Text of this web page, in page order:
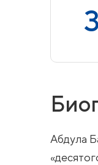
3
Абдула